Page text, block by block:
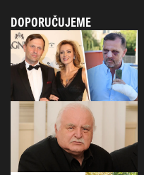
DOPORUČUJEME